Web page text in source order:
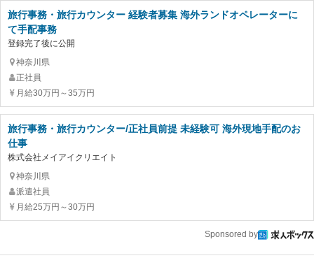
旅行事務・旅行カウンター 経験者募集 海外ランドオペレーターに
て手配事務
登録完了後に公開
神奈川県
正社員
月給30万円～35万円
旅行事務・旅行カウンター/正社員前提 未経験可 海外現地手配のお
仕事
株式会社メイアイクリエイト
神奈川県
派遣社員
月給25万円～30万円
Sponsored by